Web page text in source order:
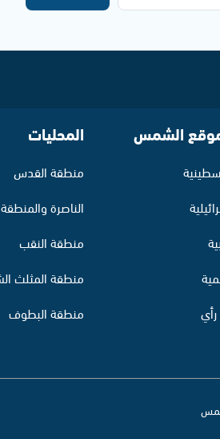
موقع الشمس المحليات
منطقة القدس
الناصرة والمنطقة
منطقة النقب
منطقة المثلث
منطقة البطوف